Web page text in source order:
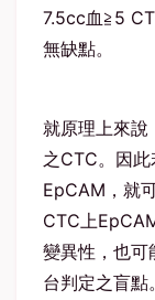
7.5cc血≧5
無缺點。
就原理上來
之CTC。因
EpCAM，就
CTC上
變異性，也
台判定之盲